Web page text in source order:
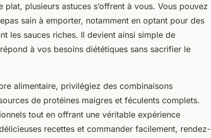
plusieurs astuces s’offrent à vous. Vous pouvez
sain à emporter, notamment en optant pour des
les sauces riches. Il devient ainsi simple de
à vos besoins diététiques sans sacrifier le
alimentaire, privilégiez des combinaisons
de protéines maigres et féculents complets.
tout en offrant une véritable expérience
recettes et commander facilement, rendez-